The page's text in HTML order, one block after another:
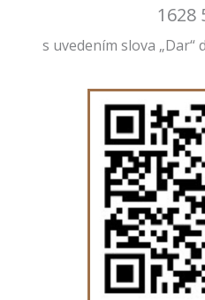
1628
s uvedením slova „Dar“